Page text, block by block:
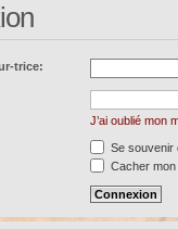
trice:
J’ai oublié mon
Se souvenir
Cacher